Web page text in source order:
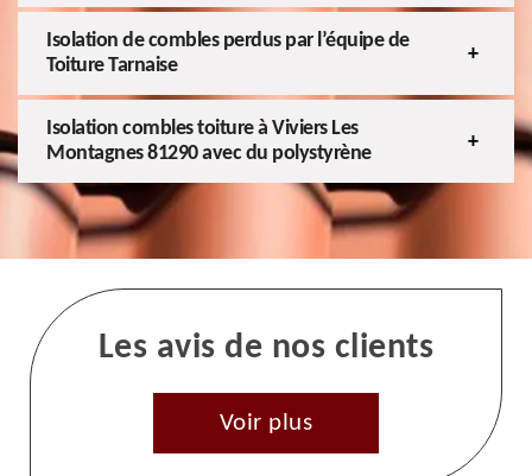
Isolation de combles perdus par l’équipe de
Toiture Tarnaise
Isolation combles toiture à Viviers Les
Montagnes 81290 avec du polystyrène
Les avis de nos clients
Voir plus